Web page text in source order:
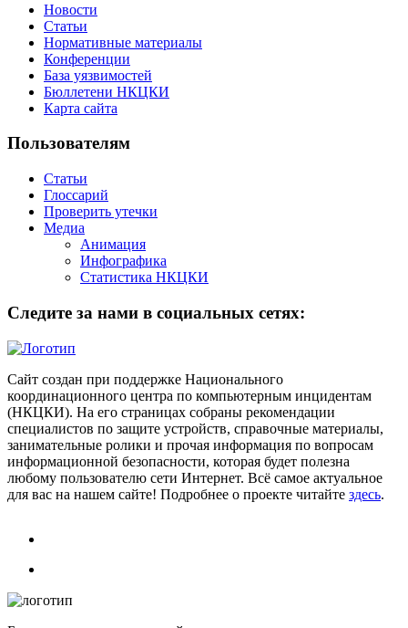
Новости
Статьи
Нормативные материалы
Конференции
База уязвимостей
Бюллетени НКЦКИ
Карта сайта
Пользователям
Статьи
Глоссарий
Проверить утечки
Медиа
Анимация
Инфографика
Статистика НКЦКИ
Следите за нами в социальных сетях:
Сайт создан при поддержке Национального
координационного центра по компьютерным инцидентам
(НКЦКИ). На его страницах собраны рекомендации
специалистов по защите устройств, справочные материалы,
занимательные ролики и прочая информация по вопросам
информационной безопасности, которая будет полезна
любому пользователю сети Интернет. Всё самое актуальное
для вас на нашем сайте! Подробнее о проекте читайте здесь.